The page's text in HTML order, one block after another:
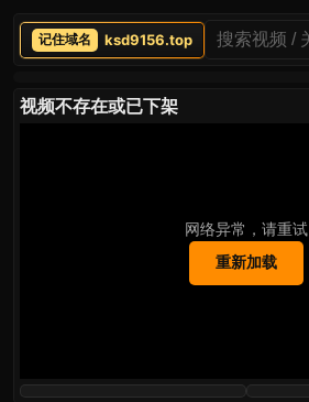
ksd9156.top
视频不存在或已下架
网络异常，请重试
重新加载